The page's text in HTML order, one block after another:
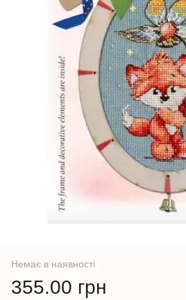
Немає в наявності
355.00 грн